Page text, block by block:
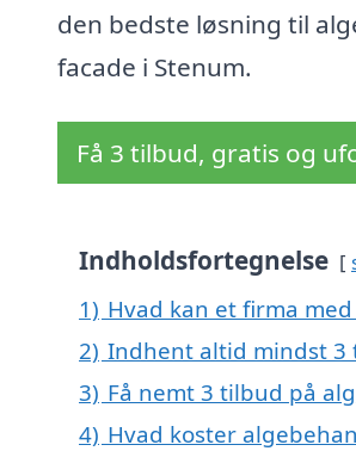
den bedste løsning til
facade i Stenum.
Få 3 tilbud, gratis og
Indholdsfortegnelse
1) Hvad kan et firma
2) Indhent altid mindst 3
3) Få nemt 3 tilbud på
4) Hvad koster